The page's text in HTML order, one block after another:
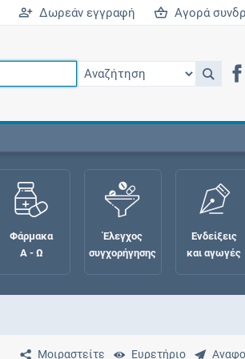
Δωρεάν εγγραφή Αγορά
Φάρμακα
Α - Ω
Έλεγχος
συγχορήγησης
Ενδείξεις
και αγωγές
Μοιραστείτε Ευρετήριο